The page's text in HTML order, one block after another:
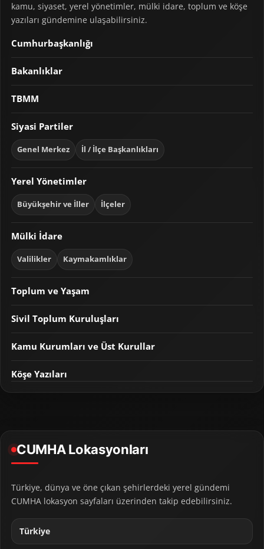
kamu, siyaset, yerel yönetimler, mülki idare, toplum ve köşe
yazıları gündemine ulaşabilirsiniz.
Cumhurbaşkanlığı
Bakanlıklar
TBMM
Siyasi Partiler
Genel Merkez İl / İlçe Başkanlıkları
Yerel Yönetimler
Büyükşehir ve İller İlçeler
Mülki İdare
Valilikler Kaymakamlıklar
Toplum ve Yaşam
Sivil Toplum Kuruluşları
Kamu Kurumları ve Üst Kurullar
Köşe Yazıları
CUMHA Lokasyonları
Türkiye, dünya ve öne çıkan şehirlerdeki yerel gündemi
CUMHA lokasyon sayfaları üzerinden takip edebilirsiniz.
Türkiye